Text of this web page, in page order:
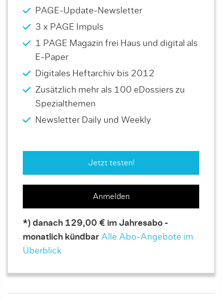
PAGE-Update-Newsletter
3 x PAGE Impuls
1 PAGE Magazin frei Haus und digital als
E-Paper
Digitales Heftarchiv bis 2012
Zusätzlich mehr als 100 eDossiers zu
Spezialthemen
Newsletter Daily und Weekly
Jetzt testen!
Anmelden
*) danach 129,00 € im Jahresabo -
monatlich kündbar Alle Abo-Angebote im
Überblick